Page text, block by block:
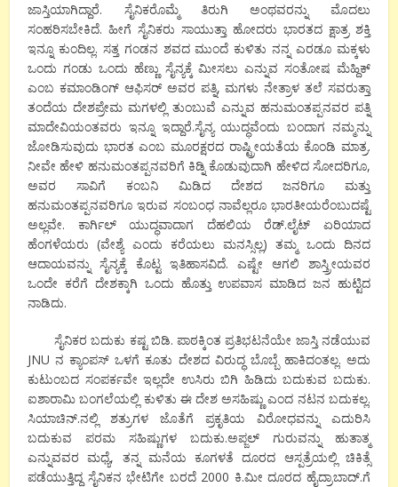
ಜಾಸ್ತಿಯಾಗಿದ್ದಾರೆ. ಸೈನಿಕರೊಮ್ಮೆ ತಿರುಗಿ ಅಂಥವರನ್ನು ಮೊದಲು
ಸಂಹರಿಸಬೇಕಿದೆ. ಹೀಗೆ ಸೈನಿಕರು ಸಾಯುತ್ತಾ ಹೋದರು ಭಾರತದ ಕ್ಷಾತ್ರ ಶಕ್ತಿ
ಇನ್ನೂ ಕುಂದಿಲ್ಲ. ಸತ್ತ ಗಂಡನ ಶವದ ಮುಂದೆ ಕುಳಿತು ನನ್ನ ಎರಡೂ ಮಕ್ಕಳು
ಒಂದು ಗಂಡು ಒಂದು ಹೆಣ್ಣು ಸೈನ್ಯಕ್ಕೆ ಮೀಸಲು ಎನ್ನುವ ಸಂತೋಷ ಮೆಹ್ದಿಕ್
ಎಂಬ ಕಮಾಂಡಿಂಗ್ ಆಫಿಸರ್ ಅವರ ಪತ್ನಿ,ಮಗಳು ನೇತ್ರಾಳ ತಲೆ ಸವರುತ್ತಾ
ತಂದೆಯ ದೇಶಪ್ರೇಮ ಮಗಳಲ್ಲಿ ತುಂಬುವೆ ಎನ್ನುವ ಹನುಮಂತಪ್ಪನವರ ಪತ್ನಿ
ಮಾದೇವಿಯಂತವರು ಇನ್ನೂ ಇದ್ದಾರೆ.ಸೈನ್ಯ ಯುದ್ಧವೆಂದು ಬಂದಾಗ ನಮ್ಮನ್ನು
ಜೋಡಿಸುವುದು ಭಾರತ ಎಂಬ ಮೂರಕ್ಷರದ ರಾಷ್ಟ್ರೀಯತೆಯ ಕೊಂಡಿ ಮಾತ್ರ.
ನೀವೇ ಹೇಳಿ ಹನುಮಂತಪ್ಪನವರಿಗೆ ಕಿಡ್ನಿ ಕೊಡುವುದಾಗಿ ಹೇಳಿದ ಸೋದರಿಗೂ,
ಅವರ ಸಾವಿಗೆ ಕಂಬನಿ ಮಿಡಿದ ದೇಶದ ಜನರಿಗೂ ಮತ್ತು
ಹನುಮಂತಪ್ಪನವರಿಗೂ ಇರುವ ಸಂಬಂಧ ನಾವೆಲ್ಲರೂ ಭಾರತೀಯರೆಂಬುದಷ್ಟೆ
ಅಲ್ಲವೇ. ಕಾರ್ಗಿಲ್ ಯುದ್ಧವಾದಾಗ ದೆಹಲಿಯ ರೆಡ್.ಲೈಟ್ ಏರಿಯಾದ
ಹೆಂಗಳೆಯರು (ವೇಶ್ಯೆ ಎಂದು ಕರೆಯಲು ಮನಸ್ಸಿಲ್ಲ) ತಮ್ಮ ಒಂದು ದಿನದ
ಆದಾಯವನ್ನು ಸೈನ್ಯಕ್ಕೆ ಕೊಟ್ಟ ಇತಿಹಾಸವಿದೆ. ಎಷ್ಟೇ ಆಗಲಿ ಶಾಸ್ತ್ರೀಯವರ
ಒಂದೇ ಕರೆಗೆ ದೇಶಕ್ಕಾಗಿ ಒಂದು ಹೊತ್ತು ಉಪವಾಸ ಮಾಡಿದ ಜನ ಹುಟ್ಟಿದ
ನಾಡಿದು.
ಸೈನಿಕರ ಬದುಕು ಕಷ್ಟ ಬಿಡಿ. ಪಾಠಕ್ಕಿಂತ ಪ್ರತಿಭಟನೆಯೇ ಜಾಸ್ತಿ ನಡೆಯುವ
JNUನ ಕ್ಯಾಂಪಸ್ ಒಳಗೆ ಕೂತು ದೇಶದ ವಿರುದ್ಧ ಬೊಬ್ಬೆ ಹಾಕಿದಂತಲ್ಲ. ಅದು
ಕುಟುಂಬದ ಸಂಪರ್ಕವೇ ಇಲ್ಲದೇ ಉಸಿರು ಬಿಗಿ ಹಿಡಿದು ಬದುಕುವ ಬದುಕು.
ಐಶಾರಾಮಿ ಬಂಗಲೆಯಲ್ಲಿ ಕುಳಿತು ಈ ದೇಶ ಅಸಹಿಷ್ಣು ಎಂದ ನಟನ ಬದುಕಲ್ಲ.
ಸಿಯಾಚಿನ್.ನಲ್ಲಿ ಶತ್ರುಗಳ ಜೊತೆಗೆ ಪ್ರಕೃತಿಯ ವಿರೋಧವನ್ನು ಎದುರಿಸಿ
ಬದುಕುವ ಪರಮ ಸಹಿಷ್ಣುಗಳ ಬದುಕು.ಅಪ್ಜಲ್ ಗುರುವನ್ನು ಹುತಾತ್ಮ
ಎನ್ನುವವರ ಮಧ್ಯೆ, ತನ್ನ ಮನೆಯ ಕೂಗಳತೆ ದೂರದ ಆಸ್ಪತ್ರೆಯಲ್ಲಿ ಚಿಕಿತ್ಸೆ
ಪಡೆಯುತ್ತಿದ್ದ ಸೈನಿಕನ ಭೇಟಿಗೇ ಬರದೆ 2000 ಕಿ.ಮೀ ದೂರದ ಹೈದ್ರಾಬಾದ್.ಗೆ